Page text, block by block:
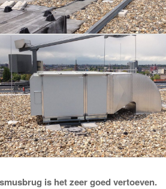
is het zeer goed vertoeven.